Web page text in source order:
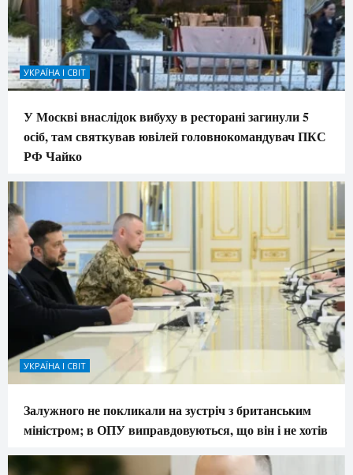
УКРАЇНА І СВІТ
У Москві внаслідок вибуху в ресторані загинули 5
осіб, там святкував ювілей головнокомандувач ПКС
РФ Чайко
УКРАЇНА І СВІТ
Залужного не покликали на зустріч з британським
міністром; в ОПУ виправдовуються, що він і не хотів